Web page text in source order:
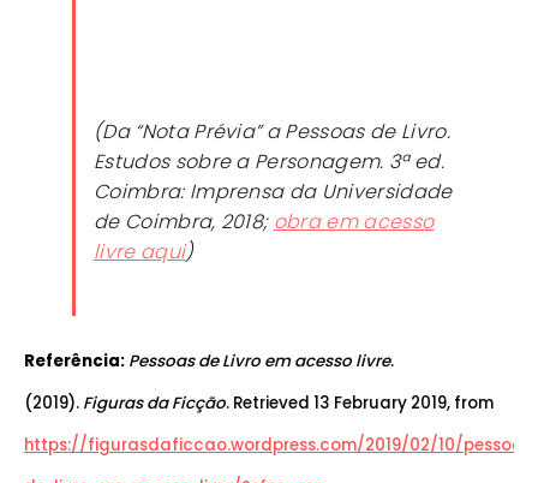
(Da “Nota Prévia” aPessoas de Livro.
Estudos sobre a Personagem. 3ª ed.
Coimbra: Imprensa da Universidade
de Coimbra, 2018; obra em acesso
livre aqui)
Referência: Pessoas de Livro em acesso livre.
(2019). Figuras da Ficção. Retrieved 13 February 2019, from
https://figurasdaficcao.wordpress.com/2019/02/10/